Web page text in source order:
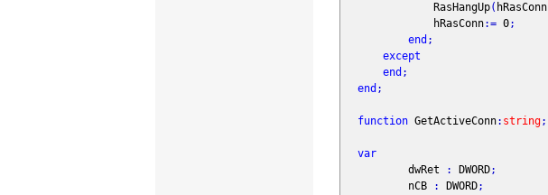
RasHangUp( hRasConn
hRasConn:= 0;
end ;
except
end ;
end ;
function GetActiveConn: string;
var
dwRet
: DWORD;
nCB
: DWORD;